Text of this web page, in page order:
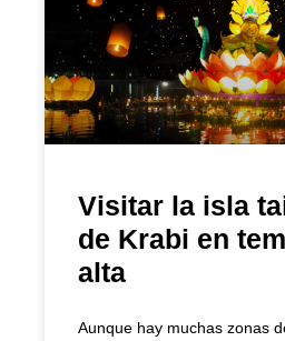
Visitar la isla
de Krabi en
alta
Aunque hay muchas zonas